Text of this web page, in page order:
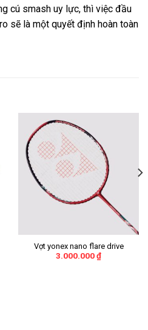
cú smash uy lực, thì việc đầu
sẽ là một quyết định hoàn toàn
Vợt yonex nano flare drive
3.000.000₫